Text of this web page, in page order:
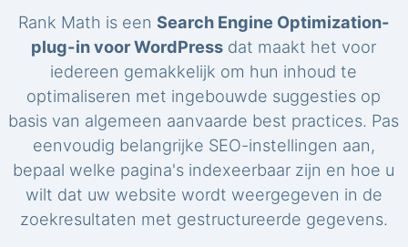
Rank Math is een Search Engine Optimization-
plug-in voor WordPress dat maakt het voor
iedereen gemakkelijk om hun inhoud te
optimaliseren met ingebouwde suggesties op
basis van algemeen aanvaarde best practices. Pas
eenvoudig belangrijke SEO-instellingen aan,
bepaal welke pagina's indexeerbaar zijn en hoe u
wilt dat uw website wordt weergegeven in de
zoekresultaten met gestructureerde gegevens.